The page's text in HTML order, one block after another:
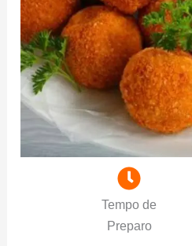
Tempo de
Preparo